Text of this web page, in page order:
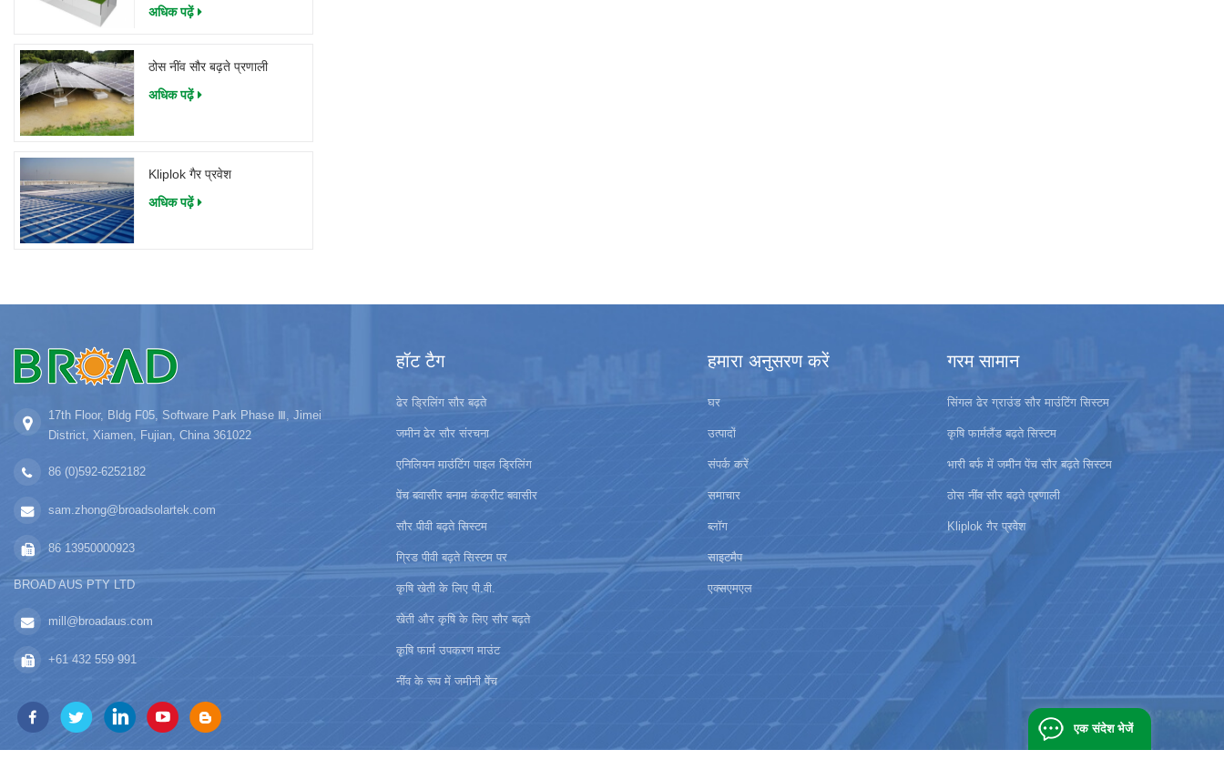
अधिक पढ़ें
ठोस नींव सौर बढ़ते प्रणाली
अधिक पढ़ें
Kliplok गैर प्रवेश
अधिक पढ़ें
17th Floor, Bldg F05, Software Park Phase Ⅲ, Jimei
District, Xiamen, Fujian, China 361022
86 (0)592-6252182
sam.zhong@broadsolartek.com
86 13950000923
BROAD AUS PTY LTD
mill@broadaus.com
+61 432 559 991
हॉट टैग
ढेर ड्रिलिंग सौर बढ़ते
जमीन ढेर सौर संरचना
एनिलियन माउंटिंग पाइल ड्रिलिंग
पेंच बवासीर बनाम कंक्रीट बवासीर
सौर पीवी बढ़ते सिस्टम
ग्रिड पीवी बढ़ते सिस्टम पर
कृषि खेती के लिए पी.वी.
खेती और कृषि के लिए सौर बढ़ते
कृषि फार्म उपकरण माउंट
नींव के रूप में जमीनी पेंच
हमारा अनुसरण करें
घर
उत्पादों
संपर्क करें
समाचार
ब्लॉग
साइटमैप
एक्सएमएल
गरम सामान
सिंगल ढेर ग्राउंड सौर माउंटिंग सिस्टम
कृषि फार्मलैंड बढ़ते सिस्टम
भारी बर्फ में जमीन पेंच सौर बढ़ते सिस्टम
ठोस नींव सौर बढ़ते प्रणाली
Kliplok गैर प्रवेश
एक संदेश भेजें